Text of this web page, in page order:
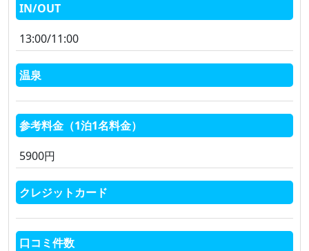
IN/OUT
13:00/11:00
温泉
参考料金（1泊1名料金）
5900円
クレジットカード
口コミ件数